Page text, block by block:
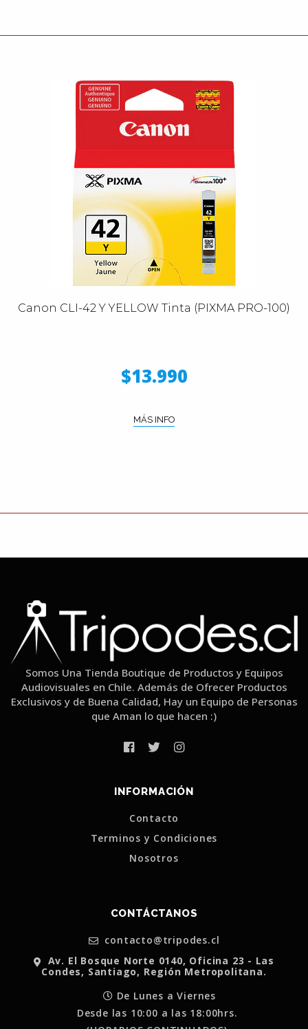
Canon CLI-42 Y YELLOW Tinta (PIXMA PRO-100)
$13.990
MÁS INFO
Somos Una Tienda Boutique de Productos y Equipos
Audiovisuales en Chile. Además de Ofrecer Productos
Exclusivos y de Buena Calidad, Hay un Equipo de Personas
que Aman lo que hacen :)
INFORMACIÓN
Contacto
Terminos y Condiciones
Nosotros
CONTÁCTANOS
contacto@tripodes.cl
Av. El Bosque Norte 0140, Oficina 23 - Las
Condes, Santiago, Región Metropolitana.
De Lunes a Viernes
Desde las 10:00 a las 18:00hrs.